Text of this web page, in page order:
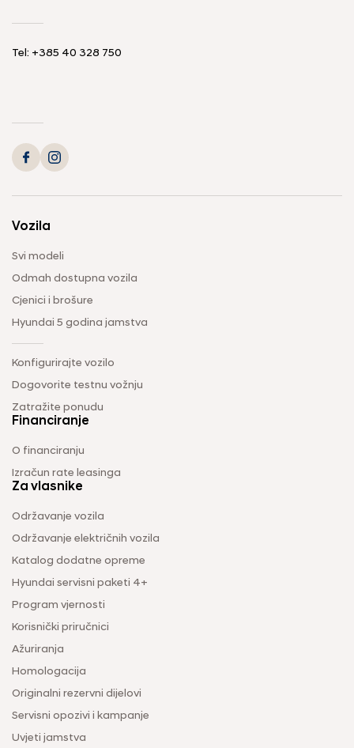
Tel: +385 40 328 750
Vozila
Svi modeli
Odmah dostupna vozila
Cjenici i brošure
Hyundai 5 godina jamstva
Konfigurirajte vozilo
Dogovorite testnu vožnju
Zatražite ponudu
Financiranje
O financiranju
Izračun rate leasinga
Za vlasnike
Održavanje vozila
Održavanje električnih vozila
Katalog dodatne opreme
Hyundai servisni paketi 4+
Program vjernosti
Korisnički priručnici
Ažuriranja
Homologacija
Originalni rezervni dijelovi
Servisni opozivi i kampanje
Uvjeti jamstva